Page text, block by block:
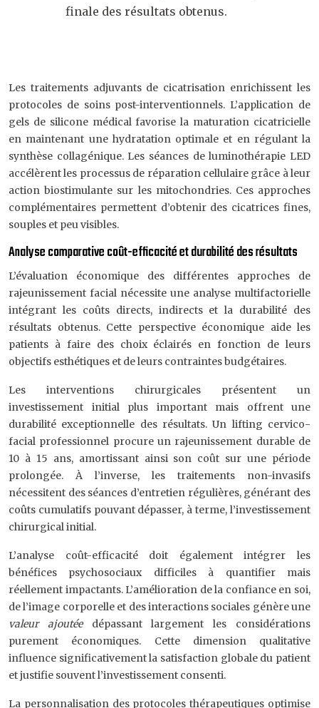
finale des résultats obtenus.
Les traitements adjuvants de cicatrisation enrichissent les
protocoles de soins post-interventionnels. L’application de
gels de silicone médical favorise la maturation cicatricielle
en maintenant une hydratation optimale et en régulant la
synthèse collagénique. Les séances de luminothérapie LED
accélèrent les processus de réparation cellulaire grâce à leur
action biostimulante sur les mitochondries. Ces approches
complémentaires permettent d’obtenir des cicatrices fines,
souples et peu visibles.
Analyse comparative coût-efficacité et durabilité des résultats
L’évaluation économique des différentes approches de
rajeunissement facial nécessite une analyse multifactorielle
intégrant les coûts directs, indirects et la durabilité des
résultats obtenus. Cette perspective économique aide les
patients à faire des choix éclairés en fonction de leurs
objectifs esthétiques et de leurs contraintes budgétaires.
Les interventions chirurgicales présentent un
investissement initial plus important mais offrent une
durabilité exceptionnelle des résultats. Un lifting cervico-
facial professionnel procure un rajeunissement durable de
10 à 15 ans, amortissant ainsi son coût sur une période
prolongée. À l’inverse, les traitements non-invasifs
nécessitent des séances d’entretien régulières, générant des
coûts cumulatifs pouvant dépasser, à terme, l’investissement
chirurgical initial.
L’analyse coût-efficacité doit également intégrer les
bénéfices psychosociaux difficiles à quantifier mais
réellement impactants. L’amélioration de la confiance en soi,
de l’image corporelle et des interactions sociales génère une
valeur ajoutéedépassant largement les considérations
purement économiques. Cette dimension qualitative
influence significativement la satisfaction globale du patient
et justifie souvent l’investissement consenti.
La personnalisation des protocoles thérapeutiques optimise